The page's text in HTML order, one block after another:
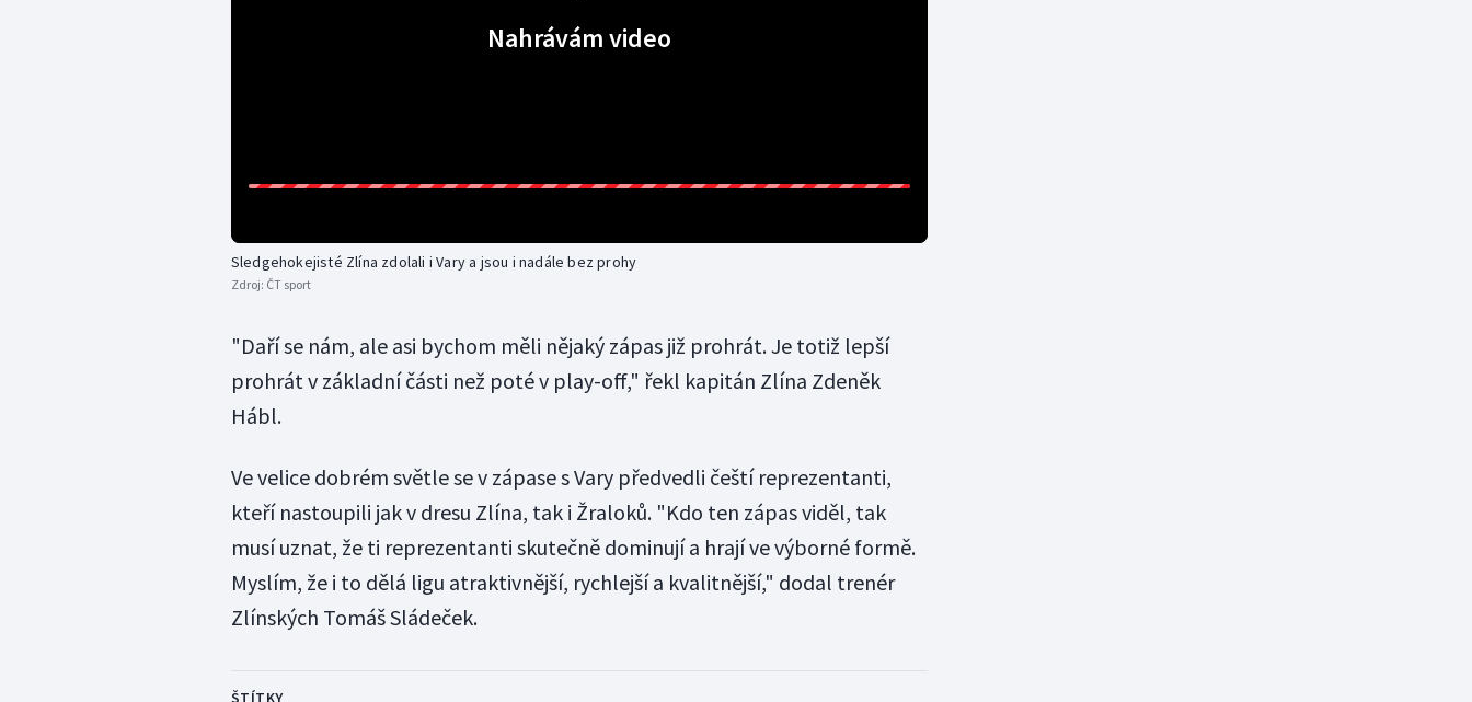
Nahrávám video
Sledgehokejisté Zlína zdolali i Vary a jsou i nadále bez prohy
Zdroj: ČT sport
"Daří se nám, ale asi bychom měli nějaký zápas již prohrát. Je totiž lepší
prohrát v základní části než poté v play-off," řekl kapitán Zlína Zdeněk
Hábl.
Ve velice dobrém světle se v zápase s Vary předvedli čeští reprezentanti,
kteří nastoupili jak v dresu Zlína, tak i Žraloků. "Kdo ten zápas viděl, tak
musí uznat, že ti reprezentanti skutečně dominují a hrají ve výborné formě.
Myslím, že i to dělá ligu atraktivnější, rychlejší a kvalitnější," dodal trenér
Zlínských Tomáš Sládeček.
ŠTÍTKY